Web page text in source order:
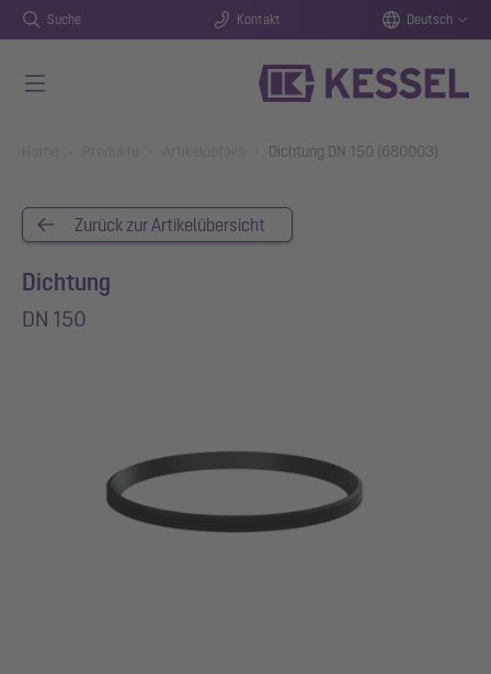
Suche Kontakt Deutsch
Dichtung DN 150 (680003)
Zurück zur Artikelübersicht
Dichtung
DN 150